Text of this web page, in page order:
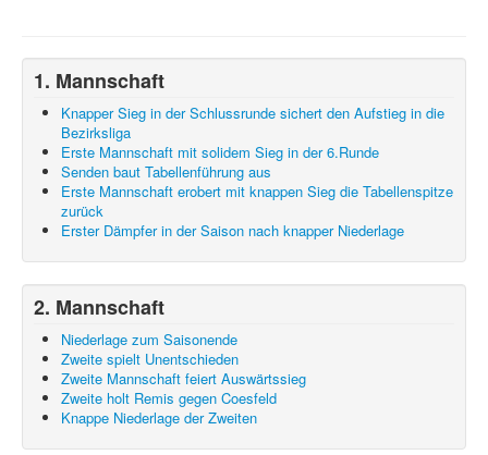
1. Mannschaft
Knapper Sieg in der Schlussrunde sichert den Aufstieg in die
Bezirksliga
Erste Mannschaft mit solidem Sieg in der 6.Runde
Senden baut Tabellenführung aus
Erste Mannschaft erobert mit knappen Sieg die Tabellenspitze
zurück
Erster Dämpfer in der Saison nach knapper Niederlage
2. Mannschaft
Niederlage zum Saisonende
Zweite spielt Unentschieden
Zweite Mannschaft feiert Auswärtssieg
Zweite holt Remis gegen Coesfeld
Knappe Niederlage der Zweiten